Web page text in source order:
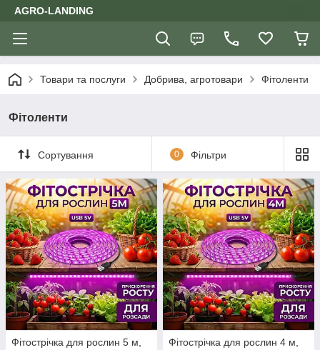
AGRO-LANDING
Товари та послуги Добрива, агротовари Фітоленти
Фітоленти
Сортування 0 Фільтри
Фітострічка для рослин 5 м,
Фітострічка для рослин 4 м,